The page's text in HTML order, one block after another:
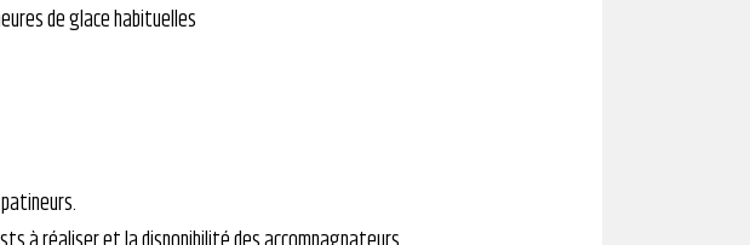
de glace habituelles